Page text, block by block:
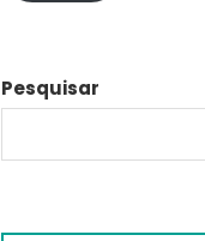
Pesquisar